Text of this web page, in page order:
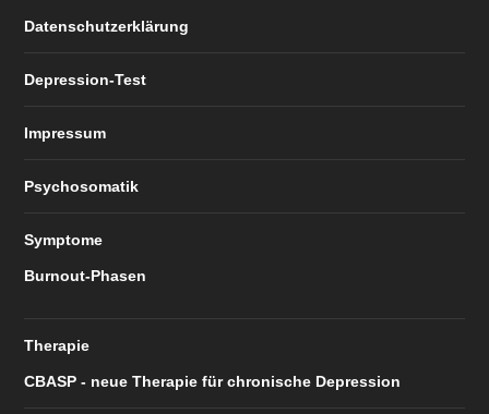
Datenschutzerklärung
Depression-Test
Impressum
Psychosomatik
Symptome
Burnout-Phasen
Therapie
CBASP - neue Therapie für chronische Depression